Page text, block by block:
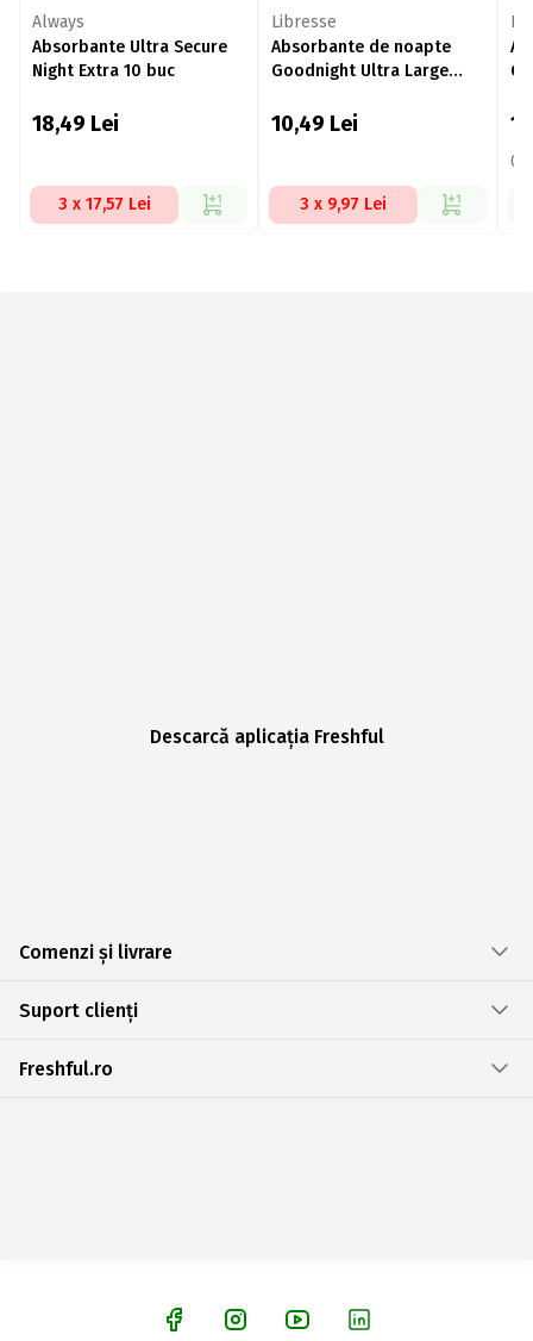
Always
Absorbante Ultra Secure
Night Extra 10 buc
18,49 Lei
3 x 17,57 Lei
Libresse
Absorbante de noapte
Goodnight Ultra Large
8 buc
10,49 Lei
3 x 9,97 Lei
Descarcă aplicația Freshful
Comenzi și livrare
Suport clienți
Freshful.ro